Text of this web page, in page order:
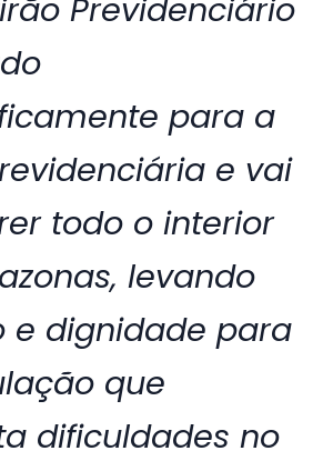
Previdenciário
para a
e vai
todo o interior
levando
e dignidade para
que
dificuldades no